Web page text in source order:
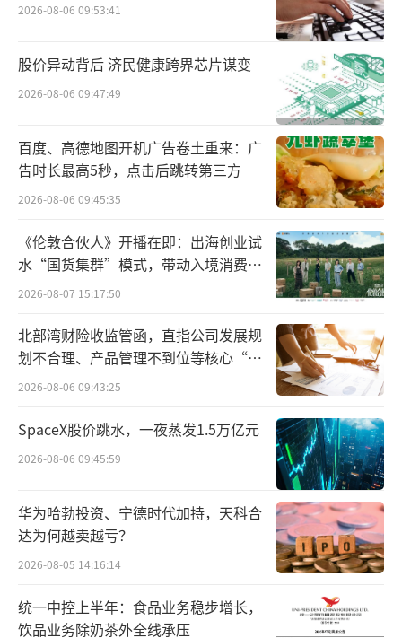
此外，张富团队的研究工作20余次发表在S
cience、Nature子刊、IJRR、TRO和TPAMI等
国际最顶级学术期刊。根据学术影响力评估，
其前5年工作影响力在全世界机器人学者中排名
第五，华人学者中排名第一。
除了科学家以外，张富还有另外两个身
份：产品经理和连续创业者。他自称自己是一
位典型的outlier类的创业者。
硅羽诞生前，张富已经在产业界有了大量
做研究，也一直在企业做产品。随着技术不断
积累，越来越意识到，一些过去解决不了的问
题，现在已经具备了解决的可能。“我真正想
做的并不是一个单点技术，而是一种新的机器
人形态。所以这一次，我决定亲自把这件事情
空中智能体：更难的赛道，更确定的价值
在张富看来，空中智能体是目前机器人形
态中商业化路径最明确的一种。这基于两个判
2026-08-06 09:53:41
股价异动背后 济民健康跨界芯片谋变
2026-08-06 09:47:49
百度、高德地图开机广告卷土重来：广
告时长最高5秒，点击后跳转第三方
2026-08-06 09:45:35
《伦敦合伙人》开播在即：出海创业试
水“国货集群”模式，带动入境消费反
向种草
2026-08-07 15:17:50
北部湾财险收监管函，直指公司发展规
划不合理、产品管理不到位等核心“痛
点”
2026-08-06 09:43:25
SpaceX股价跳水，一夜蒸发1.5万亿元
2026-08-06 09:45:59
华为哈勃投资、宁德时代加持，天科合
达为何越卖越亏？
2026-08-05 14:16:14
统一中控上半年：食品业务稳步增长，
饮品业务除奶茶外全线承压